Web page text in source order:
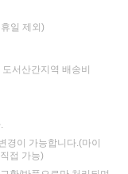
일 제외)
서산간지역 배송비
경이 가능합니다.(마이
접 가능)